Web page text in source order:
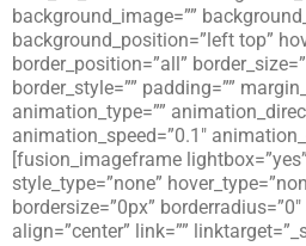
background_image=””
background_position=”left top”
border_position=”all”
border_style=”” padding=””
animation_type=””
animation_speed=”0.1″
[fusion_imageframe
style_type=”none”
bordersize=”0px” borderradius=”0″
align=”center” link=””